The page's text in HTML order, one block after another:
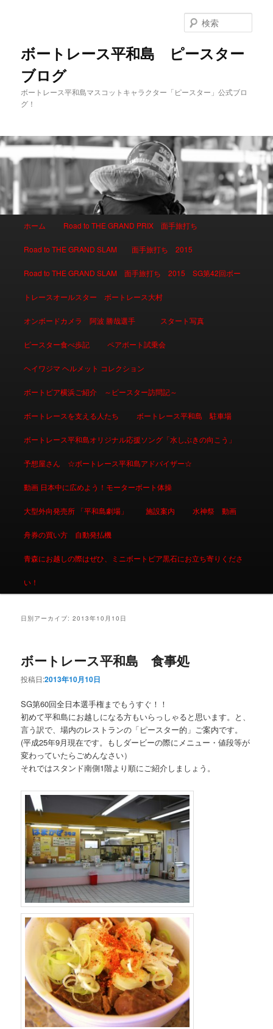
ボートレース平和島 ピースター
ブログ
ボートレース平和島マスコットキャラクター「ピースター」公式ブロ
グ！
索
メインコンテンツへ移動
サブコンテンツへ移動
ホーム Road to THE GRAND PRIX 面手旅打ち
Road to THE GRAND SLAM 面手旅打ち 2015
Road to THE GRAND SLAM 面手旅打ち 2015 SG第42回ボー
トレースオールスター ボートレース大村
オンボードカメラ 阿波 勝哉選手 スタート写真
ピースター食べ歩記 ペアボート試乗会
ヘイワジマ ヘルメット コレクション
ボートピア横浜ご紹介 ～ピースター訪問記～
ボートレースを支える人たち ボートレース平和島 駐車場
ボートレース平和島オリジナル応援ソング「水しぶきの向こう」
予想屋さん ☆ボートレース平和島アドバイザー☆
動画 日本中に広めよう！モーターボート体操
大型外向発売所 「平和島劇場」 施設案内 水神祭 動画
舟券の買い方 自動発払機
青森にお越しの際はぜひ、ミニボートピア黒石にお立ち寄りくださ
い！
日別アーカイブ:2013年10月10日
ボートレース平和島 食事処
投稿日:2013年10月10日
SG第60回全日本選手権までもうすぐ！！
初めて平和島にお越しになる方もいらっしゃると思います。と、
言う訳で、場内のレストランの「ピースター的」ご案内です。
(平成25年9月現在です。もしダービーの際にメニュー・値段等が
変わっていたらごめんなさい）
それではスタンド南側1階より順にご紹介しましょう。